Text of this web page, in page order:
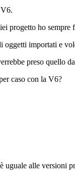
progetto ho sempre
oggetti importati e
preso quello
caso con la V6?
uguale alle